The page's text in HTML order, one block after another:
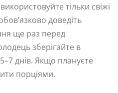
тільки свіжі
доведіть
ще раз перед
зберігайте в
днів. Якщо плануєте
порціями.